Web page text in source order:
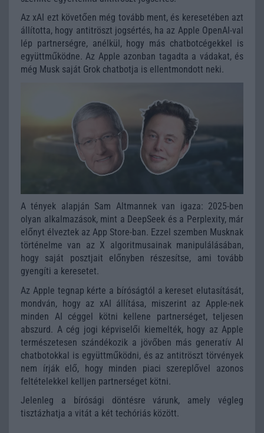
Az xAI ezt követően még tovább ment, és keresetében azt
állította, hogy antitröszt jogsértés, ha az Apple OpenAI-val
lép partnerségre, anélkül, hogy más chatbotcégekkel is
együttműködne. Az Apple azonban tagadta a vádakat, és
még Musk saját Grok chatbotja is ellentmondott neki.
A tények alapján Sam Altmannek van igaza: 2025-ben
olyan alkalmazások, mint a DeepSeek és a Perplexity, már
előnyt élveztek az App Store-ban. Ezzel szemben Musknak
történelme van az X algoritmusainak manipulálásában,
hogy saját posztjait előnyben részesítse, ami tovább
gyengíti a keresetet.
Az Apple tegnap kérte a bíróságtól a kereset elutasítását,
mondván, hogy az xAI állítása, miszerint az Apple-nek
minden AI céggel kötni kellene partnerséget, teljesen
abszurd. A cég jogi képviselői kiemelték, hogy az Apple
természetesen szándékozik a jövőben más generatív AI
chatbotokkal is együttműködni, és az antitröszt törvények
nem írják elő, hogy minden piaci szereplővel azonos
feltételekkel kelljen partnerséget kötni.
Jelenleg a bírósági döntésre várunk, amely végleg
tisztázhatja a vitát a két techóriás között.